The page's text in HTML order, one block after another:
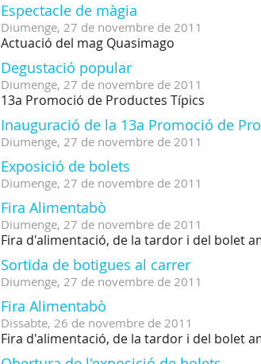
Espectacle de màgia
Diumenge, 27 de novembre de 2011
Actuació del mag Quasimago
Degustació popular
Diumenge, 27 de novembre de 2011
13a Promoció de Productes Típics
Inauguració de la 13a Promoció de
Diumenge, 27 de novembre de 2011
Exposició de bolets
Diumenge, 27 de novembre de 2011
Fira Alimentabò
Diumenge, 27 de novembre de 2011
Fira d'alimentació, de la tardor i del bolet
Sortida de botigues al carrer
Diumenge, 27 de novembre de 2011
Fira Alimentabò
Dissabte, 26 de novembre de 2011
Fira d'alimentació, de la tardor i del bolet